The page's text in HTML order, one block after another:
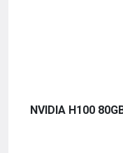
NVIDIA H100